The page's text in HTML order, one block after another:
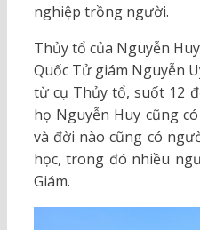
nghiệp trồng người.
Thủy tổ của Nguyễn
Quốc Tử giám Nguyễn
từ cụ Thủy tổ, suốt 12
họ Nguyễn Huy cũng
và đời nào cũng có
học, trong đó nhiều
Giám.